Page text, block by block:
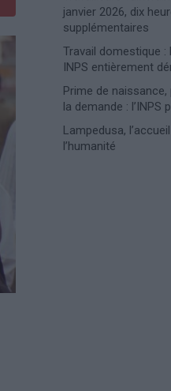
janvier 2026, dix
supplémentaires
Travail domestique
INPS entièrement
Prime de
la demande : l’INPS
Lampedusa,
l’humanité